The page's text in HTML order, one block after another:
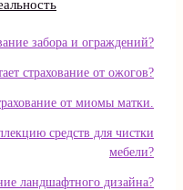
забора и ограждений?
страхование от ожогов?
от миомы матки.
средств для чистки
мебели?
ландшафтного дизайна?